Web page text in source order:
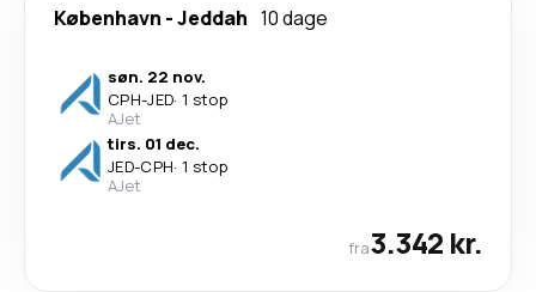
København -Jeddah 10 dage
søn. 22 nov.
CPH-JED· 1 stop
AJet
tirs. 01 dec.
JED-CPH· 1 stop
AJet
fra3.342 kr.